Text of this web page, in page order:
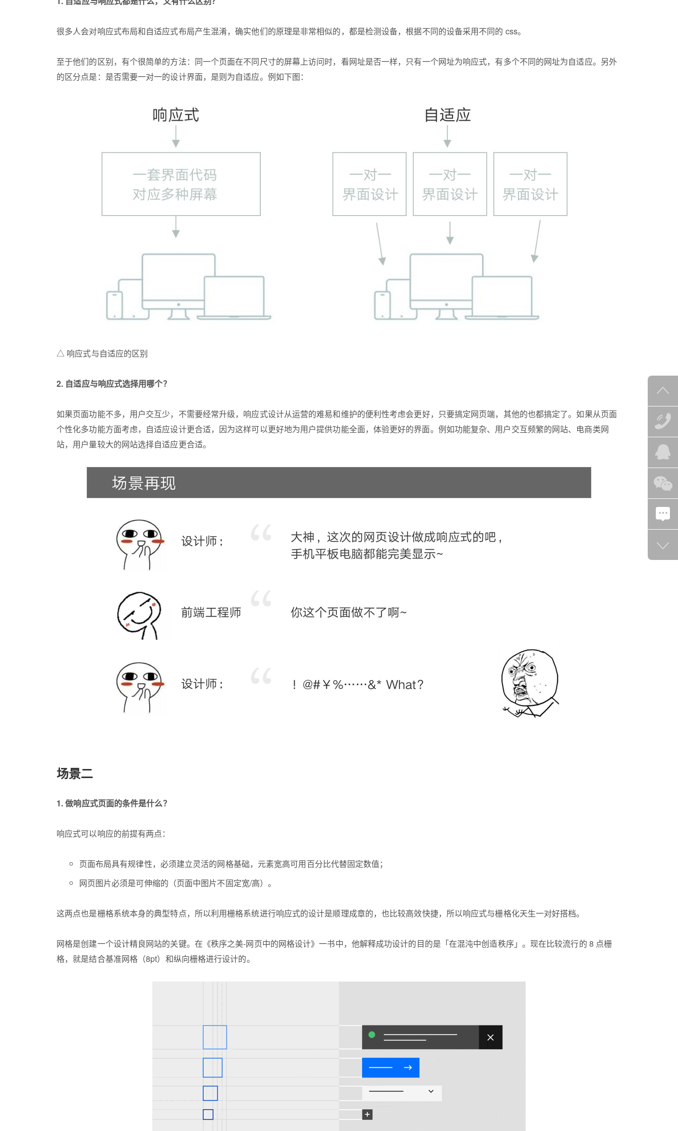
很多人会对响应式布局和自适应式布局产生混淆，确实他们的原理是非常相似的，都是检测设备，根据不同的设备采用不同的 css。
至于他们的区别，有个很简单的方法：同一个页面在不同尺寸的屏幕上访问时，看网址是否一样，只有一个网址为响应式，有多个不同的网址为自适应。另外
的区分点是：是否需要一对一的设计界面，是则为自适应。例如下图：
△ 响应式与自适应的区别
2. 自适应与响应式选择用哪个？
如果页面功能不多，用户交互少，不需要经常升级，响应式设计从运营的难易和维护的便利性考虑会更好，只要搞定网页端，其他的也都搞定了。如果从页面
个性化多功能方面考虑，自适应设计更合适，因为这样可以更好地为用户提供功能全面，体验更好的界面。例如功能复杂、用户交互频繁的网站、电商类网
站，用户量较大的网站选择自适应更合适。
场景二
1. 做响应式页面的条件是什么？
响应式可以响应的前提有两点：
页面布局具有规律性，必须建立灵活的网格基础，元素宽高可用百分比代替固定数值；
网页图片必须是可伸缩的（页面中图片不固定宽/高）。
这两点也是栅格系统本身的典型特点，所以利用栅格系统进行响应式的设计是顺理成章的，也比较高效快捷，所以响应式与栅格化天生一对好搭档。
网格是创建一个设计精良网站的关键。在《秩序之美-网页中的网格设计》一书中，他解释成功设计的目的是「在混沌中创造秩序」。现在比较流行的 8 点栅
格，就是结合基准网格（8pt）和纵向栅格进行设计的。